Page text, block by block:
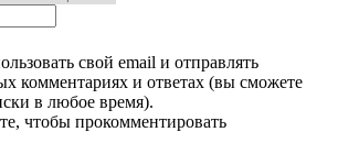
свой email и отправлять
комментариях и ответах (вы cможете
в любое время).
чтобы прокомментировать